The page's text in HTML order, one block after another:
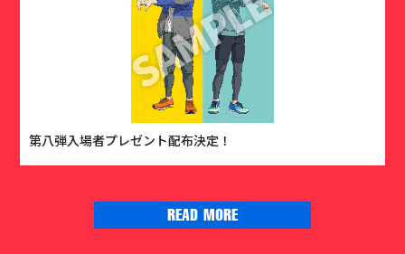
第八弾入場者プレゼント配布決定！
READ MORE